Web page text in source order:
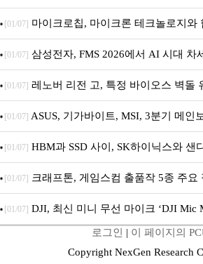
GENESIS: 신의 전장’ 사전등록 실시
[01/07] 마이크로칩, 마이크론 테크놀로지와
터 인프라용 고성능 PCIe® Gen 6 스토리지
[01/07] 삼성전자, FMS 2026에서 AI 시대 차
개
[01/07] 레노버 리전 고, 특정 바이오스 벽돌
[01/07] ASUS, 기가바이트, MSI, 3분기 메인
[01/07] HBM과 SSD 사이, SK하이닉스와 샌
공개
[01/07] 크래프톤, 게임스컴 출품작 5종 주요
[01/07] DJI, 최신 미니 무선 마이크 ‘DJI Mic
시간 내장 녹음·AI 노이즈 캔슬링 강화
로그인 | 이 페이지의 PC
Copyright NexGen Research